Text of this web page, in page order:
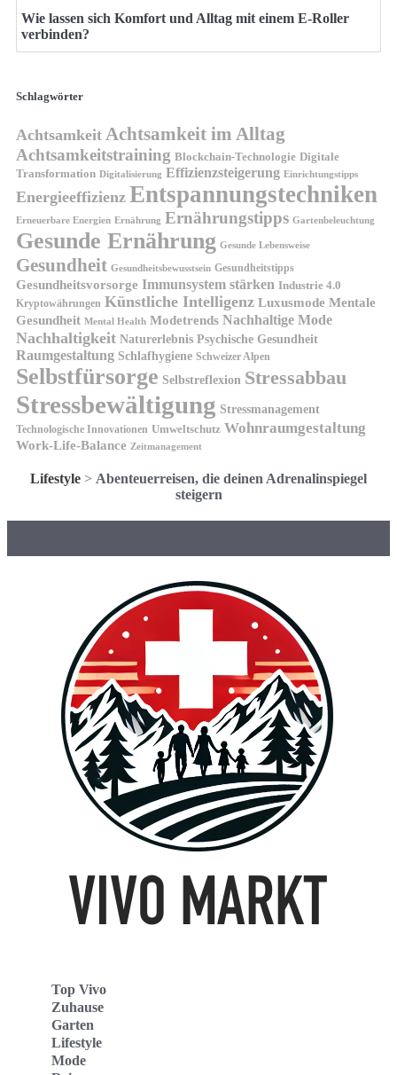
Wie lassen sich Komfort und Alltag mit einem E-Roller
verbinden?
Schlagwörter
Achtsamkeit Achtsamkeit im Alltag
Achtsamkeitstraining Blockchain-Technologie Digitale
Transformation Digitalisierung Effizienzsteigerung Einrichtungstipps
Energieeffizienz Entspannungstechniken
Erneuerbare Energien Ernährung Ernährungstipps Gartenbeleuchtung
Gesunde Ernährung Gesunde Lebensweise
Gesundheit Gesundheitsbewusstsein Gesundheitstipps
Gesundheitsvorsorge Immunsystem stärken Industrie 4.0
Kryptowährungen Künstliche Intelligenz Luxusmode Mentale
Gesundheit Mental Health Modetrends Nachhaltige Mode
Nachhaltigkeit Naturerlebnis Psychische Gesundheit
Raumgestaltung Schlafhygiene Schweizer Alpen
Selbstfürsorge Selbstreflexion Stressabbau
Stressbewältigung Stressmanagement
Technologische Innovationen Umweltschutz Wohnraumgestaltung
Work-Life-Balance Zeitmanagement
Lifestyle > Abenteuerreisen, die deinen Adrenalinspiegel
steigern
Top Vivo
Zuhause
Garten
Lifestyle
Mode